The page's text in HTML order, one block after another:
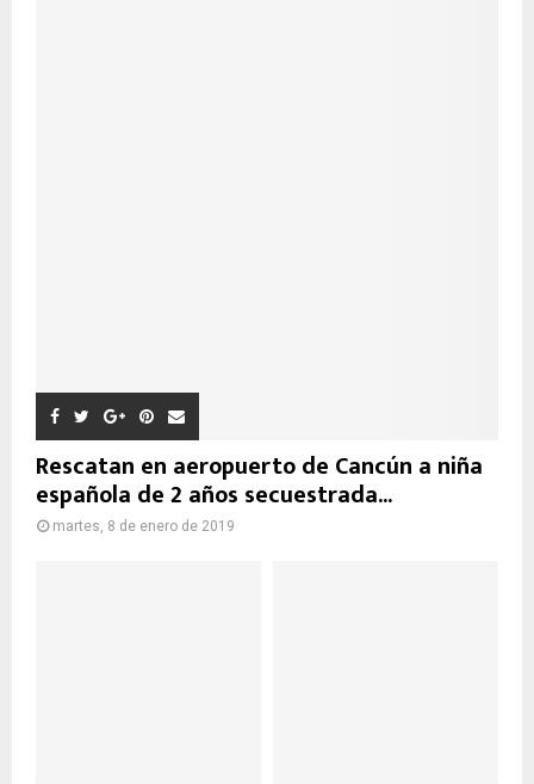
Rescatan en aeropuerto de Cancún a niña
española de 2 años secuestrada...
martes, 8 de enero de 2019